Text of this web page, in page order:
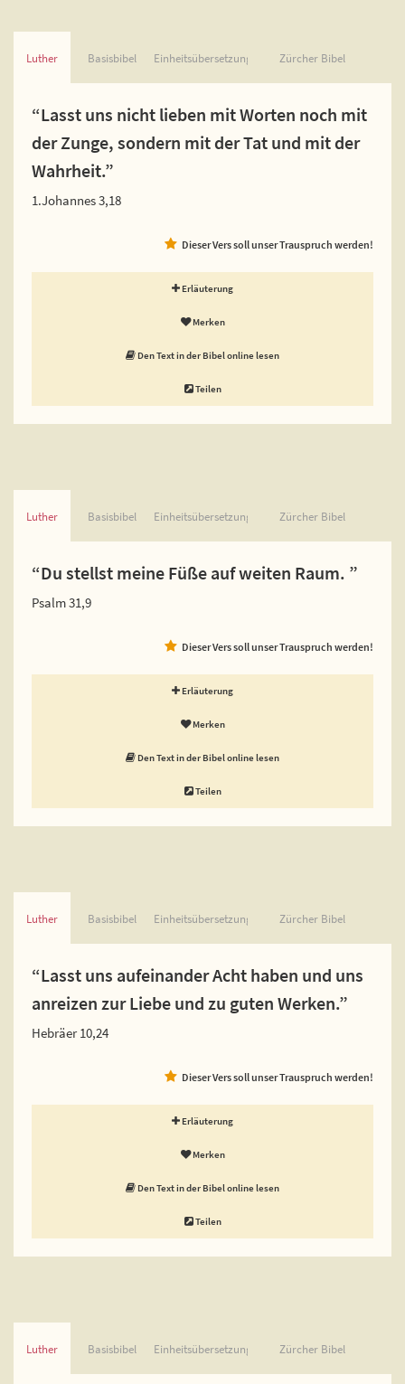
Luther Basisbibel Einheitsübersetzung Zürcher Bibel
“Lasst uns nicht lieben mit Worten noch mit
der Zunge, sondern mit der Tat und mit der
Wahrheit.”
1.Johannes 3,18
Dieser Vers soll unser Trauspruch werden!
Erläuterung
Merken
Den Text in der Bibel online lesen
Teilen
Luther Basisbibel Einheitsübersetzung Zürcher Bibel
“Du stellst meine Füße auf weiten Raum. ”
Psalm 31,9
Dieser Vers soll unser Trauspruch werden!
Erläuterung
Merken
Den Text in der Bibel online lesen
Teilen
Luther Basisbibel Einheitsübersetzung Zürcher Bibel
“Lasst uns aufeinander Acht haben und uns
anreizen zur Liebe und zu guten Werken.”
Hebräer 10,24
Dieser Vers soll unser Trauspruch werden!
Erläuterung
Merken
Den Text in der Bibel online lesen
Teilen
Luther Basisbibel Einheitsübersetzung Zürcher Bibel